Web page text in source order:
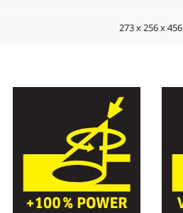
273 x 256 x 456